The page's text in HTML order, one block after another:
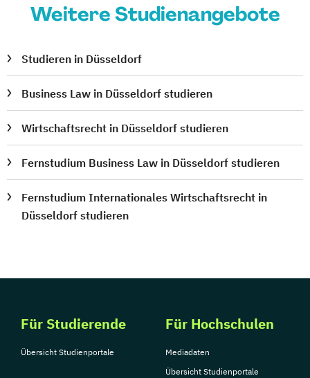
Weitere Studienangebote
Studieren in Düsseldorf
Business Law in Düsseldorf studieren
Wirtschaftsrecht in Düsseldorf studieren
Fernstudium Business Law in Düsseldorf studieren
Fernstudium Internationales Wirtschaftsrecht in
Düsseldorf studieren
Für Studierende
Übersicht Studienportale
Für Hochschulen
Mediadaten
Übersicht Studienportale